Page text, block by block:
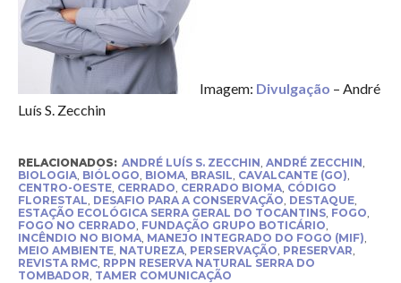
Imagem: Divulgação – André
Luís S. Zecchin
RELACIONADOS: ANDRÉ LUÍS S. ZECCHIN, ANDRÉ ZECCHIN,
BIOLOGIA, BIÓLOGO, BIOMA, BRASIL, CAVALCANTE (GO),
CENTRO-OESTE, CERRADO, CERRADO BIOMA, CÓDIGO
FLORESTAL, DESAFIO PARA A CONSERVAÇÃO, DESTAQUE,
ESTAÇÃO ECOLÓGICA SERRA GERAL DO TOCANTINS, FOGO,
FOGO NO CERRADO, FUNDAÇÃO GRUPO BOTICÁRIO,
INCÊNDIO NO BIOMA, MANEJO INTEGRADO DO FOGO (MIF),
MEIO AMBIENTE, NATUREZA, PERSERVAÇÃO, PRESERVAR,
REVISTA RMC, RPPN RESERVA NATURAL SERRA DO
TOMBADOR, TAMER COMUNICAÇÃO